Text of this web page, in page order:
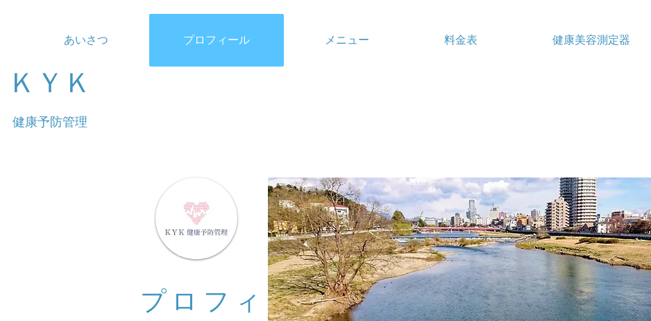
あいさつ プロフィール メニュー 料金表 健康美容測定器
ＫＹＫ
健康予防管理
プロフィ